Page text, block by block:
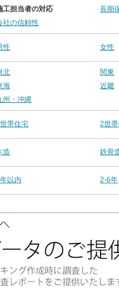
工担当者の対応
長期
社の信頼性
性 女性
北 関東
海
近畿
州・沖縄
帯住宅 2世
造 鉄骨
以内 2-6年